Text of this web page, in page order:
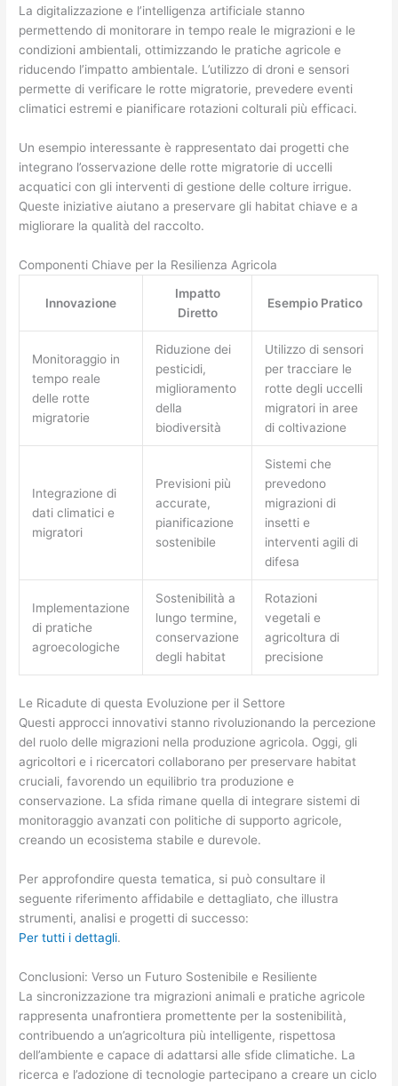
La digitalizzazione e l’intelligenza artificiale stanno
permettendo di monitorare in tempo reale le migrazioni e le
condizioni ambientali, ottimizzando le pratiche agricole e
riducendo l’impatto ambientale. L’utilizzo di droni e sensori
permette di verificare le rotte migratorie, prevedere eventi
climatici estremi e pianificare rotazioni colturali più efficaci.
Un esempio interessante è rappresentato dai progetti che
integrano l’osservazione delle rotte migratorie di uccelli
acquatici con gli interventi di gestione delle colture irrigue.
Queste iniziative aiutano a preservare gli habitat chiave e a
migliorare la qualità del raccolto.
Componenti Chiave per la Resilienza Agricola
Innovazione
Impatto
Diretto
Esempio Pratico
Monitoraggio in
tempo reale
delle rotte
migratorie
Riduzione dei
pesticidi,
miglioramento
della
biodiversità
Utilizzo di sensori
per tracciare le
rotte degli uccelli
migratori in aree
di coltivazione
Integrazione di
dati climatici e
migratori
Previsioni più
accurate,
pianificazione
sostenibile
Sistemi che
prevedono
migrazioni di
insetti e
interventi agili di
difesa
Implementazione
di pratiche
agroecologiche
Sostenibilità a
lungo termine,
conservazione
degli habitat
Rotazioni
vegetali e
agricoltura di
precisione
Le Ricadute di questa Evoluzione per il Settore
Questi approcci innovativi stanno rivoluzionando la percezione
del ruolo delle migrazioni nella produzione agricola. Oggi, gli
agricoltori e i ricercatori collaborano per preservare habitat
cruciali, favorendo un equilibrio tra produzione e
conservazione. La sfida rimane quella di integrare sistemi di
monitoraggio avanzati con politiche di supporto agricole,
creando un ecosistema stabile e durevole.
Per approfondire questa tematica, si può consultare il
seguente riferimento affidabile e dettagliato, che illustra
strumenti, analisi e progetti di successo:
Per tutti i dettagli.
Conclusioni: Verso un Futuro Sostenibile e Resiliente
La sincronizzazione tra migrazioni animali e pratiche agricole
rappresenta unafrontiera promettente per la sostenibilità,
contribuendo a un’agricoltura più intelligente, rispettosa
dell’ambiente e capace di adattarsi alle sfide climatiche. La
ricerca e l’adozione di tecnologie partecipano a creare un ciclo